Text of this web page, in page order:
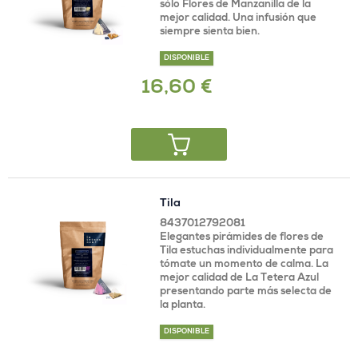
sólo Flores de Manzanilla de la
mejor calidad. Una infusión que
siempre sienta bien.
DISPONIBLE
16,60 €
Tila
8437012792081
Elegantes pirámides de flores de
Tila estuchas individualmente para
tómate un momento de calma. La
mejor calidad de La Tetera Azul
presentando parte más selecta de
la planta.
DISPONIBLE